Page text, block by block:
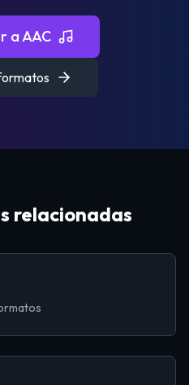
a AAC
relacionadas